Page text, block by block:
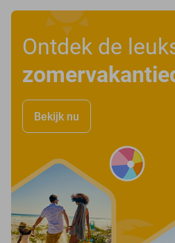
Ontdek de
Bekijk nu